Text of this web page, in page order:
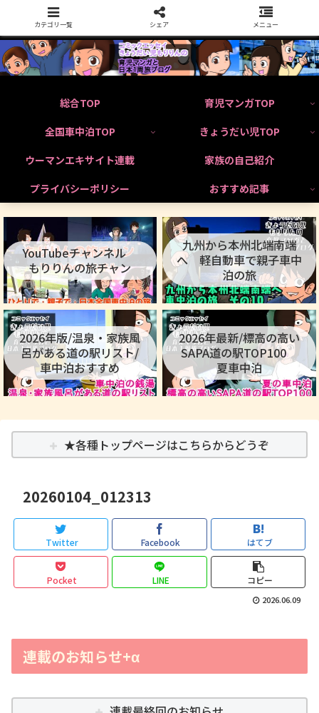
総合TOP
育児マンガTOP
全国車中泊TOP
きょうだい児TOP
ウーマンエキサイト連載
家族の自己紹介
プライバシーポリシー
おすすめ記事
YouTubeチャンネル
もりりんの旅チャン
九州から本州北端南端
へ 軽自動車で親子車中
泊の旅
2026年版/温泉・家族風
呂がある道の駅リスト/
車中泊おすすめ
2026年最新/標高の高い
SAPA道の駅TOP100
夏車中泊
★各種トップページはこちらからどうぞ
20260104_012313
Twitter Facebook はてブ
Pocket LINE コピー
2026.06.09
連載のお知らせ+α
カテゴリ一覧 シェア メニュー